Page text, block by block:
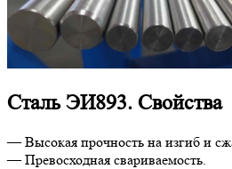
Сталь ЭИ893. Свойства
— Высокая прочность на изгиб и
— Превосходная свариваемость.